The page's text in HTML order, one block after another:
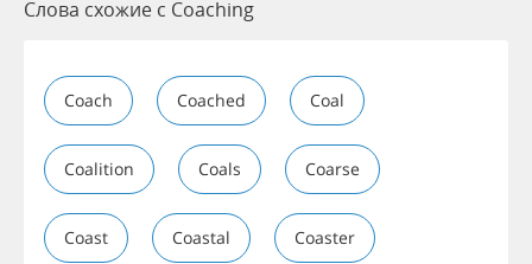
Слова схожие с Coaching
Coach Coached Coal
Coalition Coals Coarse
Coast Coastal Coaster